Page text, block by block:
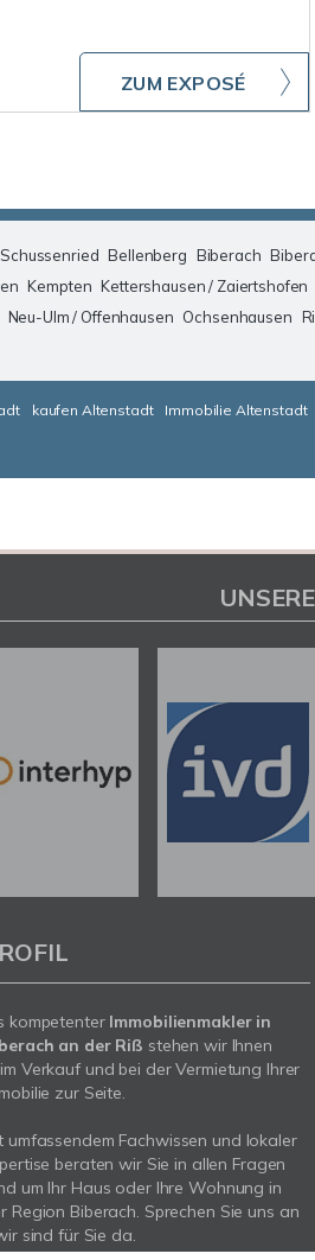
ZUM EXPOSÉ
Bellenberg Biberach
Kempten Kettershausen / Zaiertshofen
Neu-Ulm / Offenhausen Ochsenhausen
kaufen Altenstadt Immobilie Altenstadt
kompetenter Immobilienmakler in
an der Riß stehen wir Ihnen
Verkauf und bei der Vermietung Ihrer
zur Seite.
umfassendem Fachwissen und lokaler
beraten wir Sie in allen Fragen
um Ihr Haus oder Ihre Wohnung in
Region Biberach. Sprechen Sie uns an
sind für Sie da.